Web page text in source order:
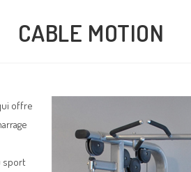
CABLE MOTION
offre
sport